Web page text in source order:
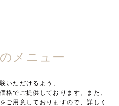
メニュー
いただけるよう、
格でご提供しております。また、
ご用意しておりますので、詳しく